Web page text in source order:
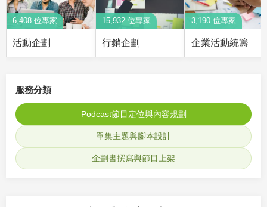
6,408 位專家
活動企劃
15,932 位專家
行銷企劃
3,190 位專家
企業活動統籌
服務分類
Podcast節目定位與內容規劃
單集主題與腳本設計
企劃書撰寫與節目上架